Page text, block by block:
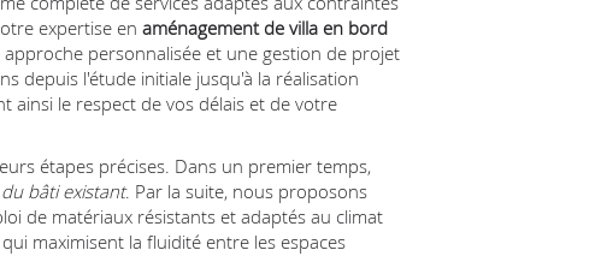
expertise en aménagement de villa en bord
personnalisée et une gestion de projet
depuis l'étude initiale jusqu'à la réalisation
ainsi le respect de vos délais et de votre
étapes précises. Dans un premier temps,
bâti existant. Par la suite, nous proposons
de matériaux résistants et adaptés au climat
maximisent la fluidité entre les espaces